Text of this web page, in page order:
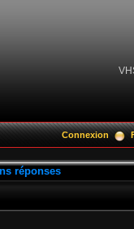
Connexion
réponses